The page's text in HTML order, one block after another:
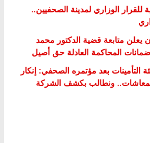
للقرار الوزاري لمدينة الصحفيين..
متابعة قضية الدكتور محمد
المحاكمة العادلة حق أصيل
بعد مؤتمره الصحفي: إنكار
ونطالب بكشف الشركة